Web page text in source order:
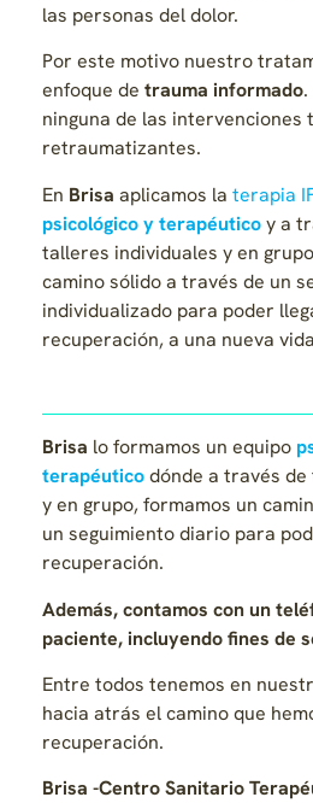
las personas del dolor.
Por este motivo nuestro
enfoque de trauma informado
ninguna de las intervenciones
retraumatizantes.
En Brisa aplicamos la terapia
psicológico y terapéuticoy a
talleres individuales y en
camino sólido a través de un
individualizado para poder
recuperación, a una nueva
Brisa lo formamos un equipo
terapéuticodónde a través
y en grupo, formamos un
un seguimiento diario para
recuperación.
Además, contamos con un
paciente,incluyendo fines de
Entre todos tenemos en
hacia atrás el camino que
recuperación.
Brisa -Centro Sanitario